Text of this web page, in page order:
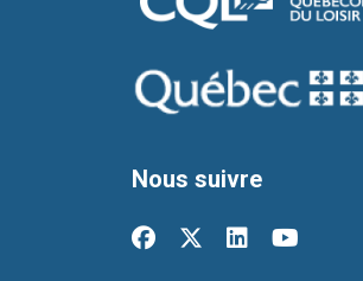
Nous suivre
facebookx-twitterlinkedin